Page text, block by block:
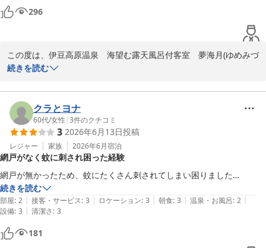
全室から海を望む当宿では、朝には海から昇る朝日をご覧いただけ
ます。次回はぜひ、産まれたお子様と一緒に、家族の思い出づくり
にいらしてください。スタッフ一同、心よりお待ちしております。
今後とも当宿をよろしくお願いいたします。
伊豆高原温泉 海望む露天風呂付客室 夢海月(ゆめみづき)
2026-07-20
296
この度は、伊豆高原温泉　海望む露天風呂付客室　夢海月(ゆめみづ
き)へ再度お越しいただき、誠にありがとうございます。
前回に引き続き、今回もご満足いただけたとのこと、大変嬉しく拝
読いたしました。当宿の自慢である温泉や、地元食材にこだわった
お料理、そして全室から望む海の景色をご堪能いただけたようで何
よりです。私自身も子育て中ですので、お子様連れでも安心してお
寛ぎいただけるよう、これからも心地よい空間づくりに努めてまい
ります。
またお会いできる日を、スタッフ一同心よりお待ちしております。
季節の変わり目ですので、どうぞご自愛くださいませ。
ニッポニア高原宿夢海月
伊豆高原温泉 海望む露天風呂付客室 夢海月(ゆめみづき)
続きを読む
クラとヨナ
60代/女性 |3件のクチコミ
3 2026年6月13日投稿
レジャー 家族 2026年6月宿泊
網戸がなく蚊に刺され困った経験
網戸が無かったため、蚊にたくさん刺されてしまい困りました…
続きを読む
部屋: 2 | 接客・サービス: 3 | ロケーション: 3 | 朝食: 3 | 温泉・お風呂: 2 |
設備: 3 | 清潔さ: 3
181